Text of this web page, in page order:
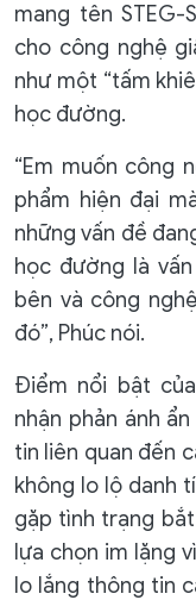
mang tên STEG-
cho công nghệ
như một “tấm
học đường.
“Em muốn công
phẩm hiện đại
những vấn đề
học đường là
bên và công
đó”, Phúc nói.
Điểm nổi bật của
nhận phản ánh
tin liên quan đến
không lo lộ danh
gặp tình trạng
lựa chọn im lặng
lo lắng thông tin